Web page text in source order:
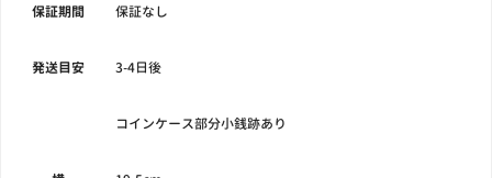
保証期間 保証なし
発送目安 3-4日後
コインケース部分小銭跡あり